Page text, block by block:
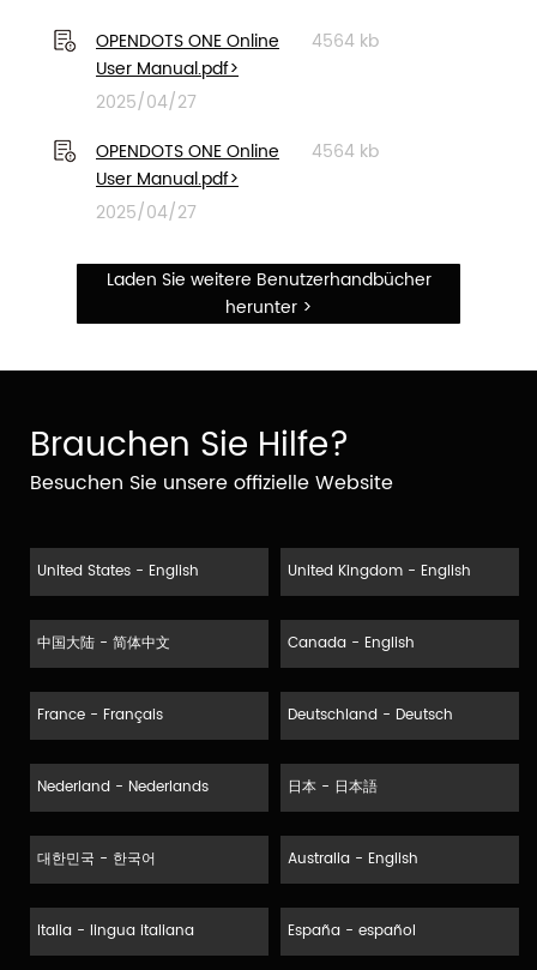
OPENDOTS ONE Online
User Manual.pdf>
4564 kb
2025/04/27
OPENDOTS ONE Online
User Manual.pdf>
4564 kb
2025/04/27
Laden Sie weitere Benutzerhandbücher
herunter >
Brauchen Sie Hilfe?
Besuchen Sie unsere offizielle Website
United States - English United Kingdom - English
中国大陆 - 简体中文 Canada - English
France - Français Deutschland - Deutsch
Nederland - Nederlands 日本 - 日本語
대한민국 - 한국어 Australia - English
Italia - lingua italiana España - español